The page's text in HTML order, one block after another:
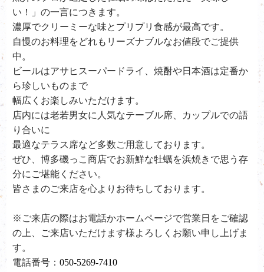
い！」の一言につきます。
濃厚でクリーミーな味とプリプリ食感が最高です。
自慢のお料理をどれもリーズナブルなお値段でご提供
中。
ビールはアサヒスーパードライ、焼酎や日本酒は定番か
ら珍しいものまで
幅広くお楽しみいただけます。
店内には老若男女に人気なテーブル席、カップルでの語
り合いに
最適なテラス席など多数ご用意しております。
ぜひ、博多磯っこ商店でお新鮮な牡蠣を浜焼きで思う存
分にご堪能ください。
皆さまのご来店を心よりお待ちしております。
※ご来店の際はお電話かホームページで営業日をご確認
の上、ご来店いただけます様よろしくお願い申し上げま
す。
電話番号：050-5269-7410